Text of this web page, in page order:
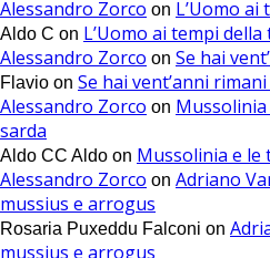
Alessandro Zorco on L’Uomo ai
Aldo C on L’Uomo ai tempi della
Alessandro Zorco on Se hai
Flavio on Se hai vent’anni
Alessandro Zorco on
sarda
Aldo CC Aldo on Mussolinia e le
Alessandro Zorco on Adriano
mussius e arrogus
Rosaria Puxeddu Falconi on
mussius e arrogus